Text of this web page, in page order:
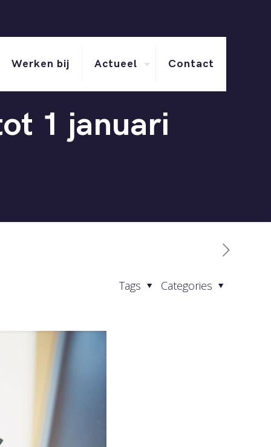
Werken bij Actueel Contact
1 januari
Categories
Tags